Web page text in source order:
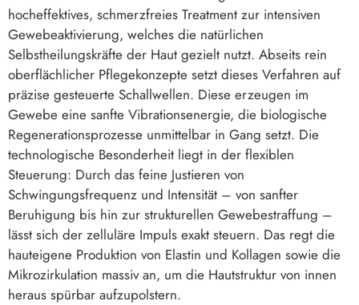
hocheffektives, schmerzfreies Treatment zur intensiven
Gewebeaktivierung, welches die natürlichen
Selbstheilungskräfte der Haut gezielt nutzt. Abseits rein
oberflächlicher Pflegekonzepte setzt dieses Verfahren auf
präzise gesteuerte Schallwellen. Diese erzeugen im
Gewebe eine sanfte Vibrationsenergie, die biologische
Regenerationsprozesse unmittelbar in Gang setzt. Die
technologische Besonderheit liegt in der flexiblen
Steuerung: Durch das feine Justieren von
Schwingungsfrequenz und Intensität – von sanfter
Beruhigung bis hin zur strukturellen Gewebestraffung –
lässt sich der zelluläre Impuls exakt steuern. Das regt die
hauteigene Produktion von Elastin und Kollagen sowie die
Mikrozirkulation massiv an, um die Hautstruktur von innen
heraus spürbar aufzupolstern.